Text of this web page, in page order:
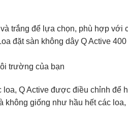
trắng để lựa chọn, phù hợp
đặt sàn không dây Q Active
trường của bạn
loa, Q Active được điều chỉnh
không giống như hầu hết các